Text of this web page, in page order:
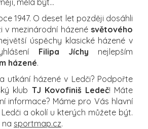
1947. O deset let později dosáhli
v mezinárodní házené světového
úspěchy klasické házené v
Filipa Jíchy nejlepším
házené.
utkání házené v Ledči? Podpořte
klub TJ Kovofiniš Ledeč! Máte
informace? Máme pro Vás hlavní
a okolí u kterých můžete být.
na sportmap.cz.